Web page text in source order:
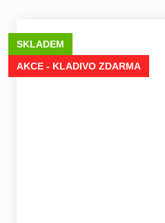
SKLADEM
AKCE - KLADIVO ZDARMA